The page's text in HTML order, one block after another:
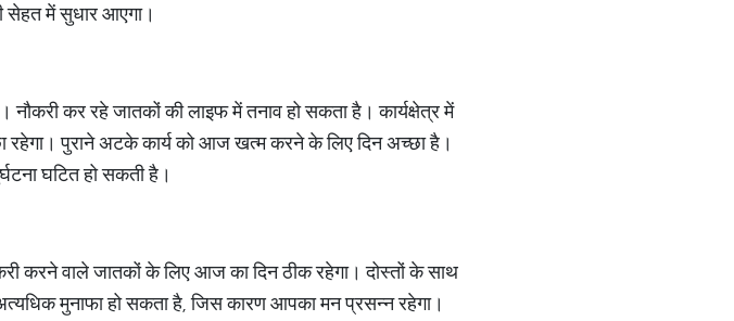
सेहत में सुधार आएगा।
कर रहे जातकों की लाइफ में तनाव हो सकता है। कार्यक्षेत्र में
रहेगा। पुराने अटके कार्य को आज खत्म करने के लिए दिन अच्छा है।
घटित हो सकती है।
करने वाले जातकों के लिए आज का दिन ठीक रहेगा। दोस्तों के साथ
मुनाफा हो सकता है, जिस कारण आपका मन प्रसन्न रहेगा।